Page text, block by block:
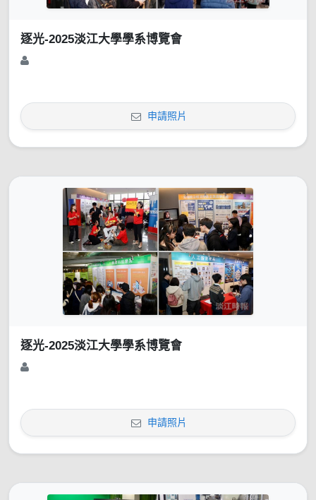
逐光-2025淡江大學學系博覽會
申請照片
逐光-2025淡江大學學系博覽會
申請照片